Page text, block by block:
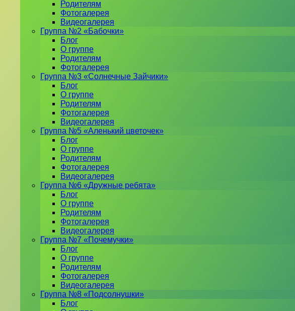
Родителям
Фотогалерея
Видеогалерея
Группа №2 «Бабочки»
Блог
О группе
Родителям
Фотогалерея
Группа №3 «Солнечные Зайчики»
Блог
О группе
Родителям
Фотогалерея
Видеогалерея
Группа №5 «Аленький цветочек»
Блог
О группе
Родителям
Фотогалерея
Видеогалерея
Группа №6 «Дружные ребята»
Блог
О группе
Родителям
Фотогалерея
Видеогалерея
Группа №7 «Почемучки»
Блог
О группе
Родителям
Фотогалерея
Видеогалерея
Группа №8 «Подсолнушки»
Блог